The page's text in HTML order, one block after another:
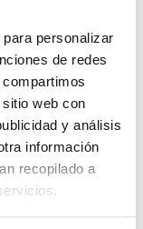
personalizar
de redes
web con
y análisis
información
recopilado a